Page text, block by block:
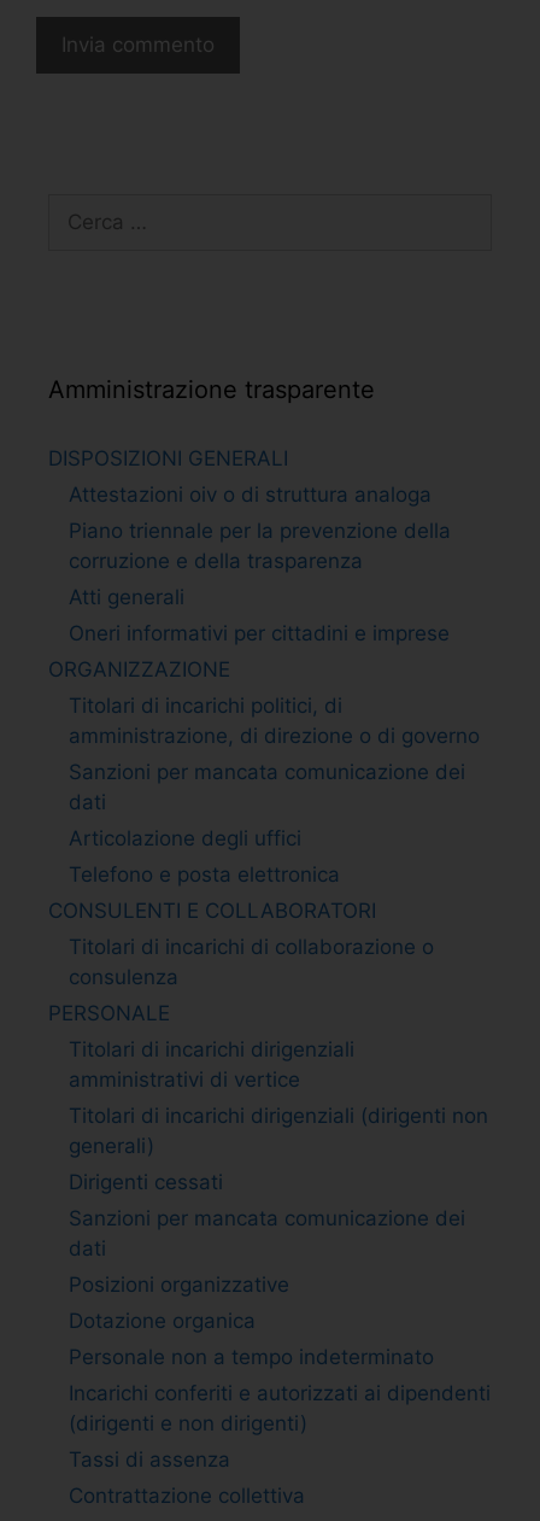
Amministrazione trasparente
DISPOSIZIONI GENERALI
Attestazioni oiv o di struttura analoga
Piano triennale per la prevenzione della
corruzione e della trasparenza
Atti generali
Oneri informativi per cittadini e imprese
ORGANIZZAZIONE
Titolari di incarichi politici, di
amministrazione, di direzione o di governo
Sanzioni per mancata comunicazione dei
dati
Articolazione degli uffici
Telefono e posta elettronica
CONSULENTI E COLLABORATORI
Titolari di incarichi di collaborazione o
consulenza
PERSONALE
Titolari di incarichi dirigenziali
amministrativi di vertice
Titolari di incarichi dirigenziali (dirigenti non
generali)
Dirigenti cessati
Sanzioni per mancata comunicazione dei
dati
Posizioni organizzative
Dotazione organica
Personale non a tempo indeterminato
Incarichi conferiti e autorizzati ai dipendenti
(dirigenti e non dirigenti)
Tassi di assenza
Contrattazione collettiva